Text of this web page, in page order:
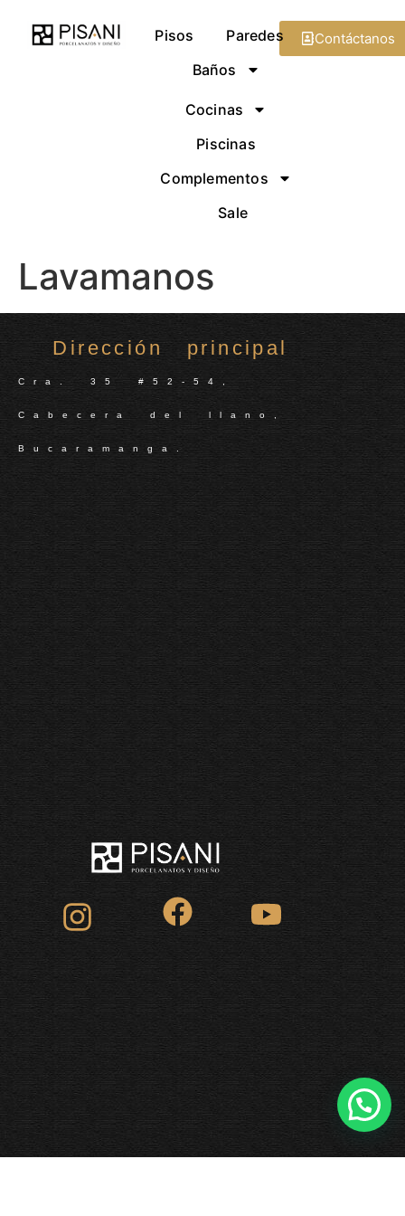
Pisos
Paredes
Baños
Cocinas
Piscinas
Complementos
Sale
Contáctanos
Lavamanos
Dirección principal
Cra. 35 #52-54,
Cabecera del llano,
Bucaramanga.